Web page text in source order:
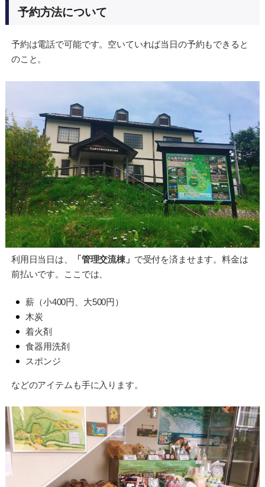
予約方法について
予約は電話で可能です。空いていれば当日の予約もできると
のこと。
利用日当日は、 「管理交流棟」 で受付を済ませます。料金は
前払いです。ここでは、
薪（小400円、大500円）
木炭
着火剤
食器用洗剤
スポンジ
などのアイテムも手に入ります。